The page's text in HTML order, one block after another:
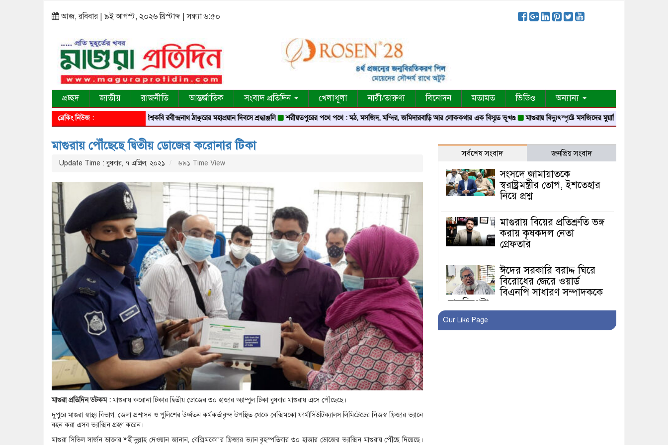
আজ, রবিবার | ৯ই আগস্ট, ২০২৬ খ্রিস্টাব্দ | সন্ধ্যা ৬:৫০
প্রচ্ছদ জাতীয় রাজনীতি আন্তর্জাতিক সংবাদ প্রতিদিন খেলাধূলা নারী/তারুণ্য বিনোদন মতামত ভিডিও অন্যান্য
ব্রেকিং নিউজ : বিশ্বকবি রবীন্দ্রনাথ ঠাকুরের মহাপ্রয়ান দিবসে শ্রদ্ধাঞ্জলি শরীয়তপুরের পথে পথে : মঠ, মসজিদ, মন্দির, জমিদারবাড়ি আর লোককথার এক বিস্মৃত ভূখণ্ড মাগুরায় বিদ্যুৎস্পৃষ্টে মসজিদের মুয়াজ্জিনের মৃত্যু
মাগুরায় পৌঁছেছে দ্বিতীয় ডোজের করোনার টিকা
Update Time : বুধবার, ৭ এপ্রিল, ২০২১ ৬৯১ Time View
মাগুরা প্রতিদিন ডটকম :মাগুরায় করোনা টিকার দ্বিতীয় ডোজের ৩০ হাজার অ্যাম্পুল টিকা বুধবার মাগুরায় এসে পৌঁছেছে।
দুপুরে মাগুরা স্বাস্থ্য বিভাগ, জেলা প্রশাসন ও পুলিশের উর্ধ্বতন কর্মকর্তাবৃন্দ উপস্থিত থেকে বেক্সিমকো ফার্মাসিউটিক্যালস লিমিটেডের নিজস্ব ফ্রিজার ভ্যানে
বহন করা এসব ভ্যাক্সিন গ্রহণ করেন।
মাগুরা সিভিল সার্জন ডাক্তার শহীদুল্লাহ দেওয়ান জানান, বেক্সিমকো’র ফ্রিজার ভ্যান বৃহস্পতিবার ৩০ হাজার ডোজের ভ্যাক্সিন মাগুরায় পৌঁছে দিয়েছে।
সর্বশেষ সংবাদ জনপ্রিয় সংবাদ
সংসদে জামায়াতকে
স্বরাষ্ট্রমন্ত্রীর তোপ, ইশতেহার
নিয়ে প্রশ্ন
মাগুরায় বিয়ের প্রতিশ্রুতি ভঙ্গ
করায় কৃষকদল নেতা
গ্রেফতার
ঈদের সরকারি বরাদ্দ ঘিরে
বিরোধের জেরে ওয়ার্ড
বিএনপি সাধারণ সম্পাদককে
হাতুড়িপেটা
লোভ সংবরণ করতে পারলেন
Our Like Page